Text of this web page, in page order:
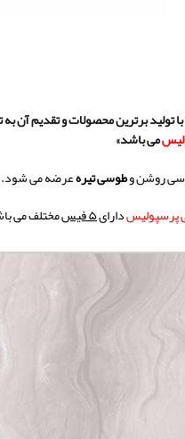
با تولید برترین محصولات و تقدیم آن
می باشد»
روشن وطوسی تیرهعرضه می شود.
پرسپولیسدارای۵ فیس مختلف می